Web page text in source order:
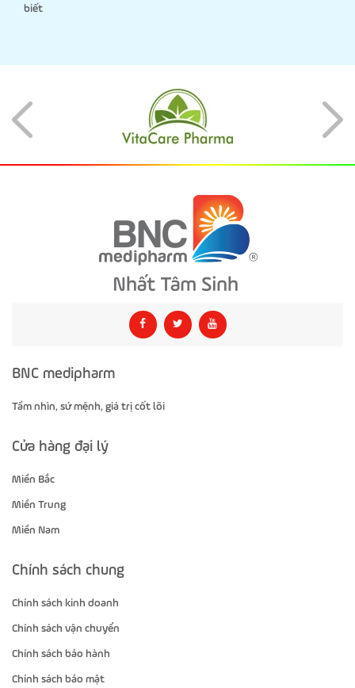
biết
BNC medipharm
Tầm nhìn, sứ mệnh, giá trị cốt lõi
Cửa hàng đại lý
Miền Bắc
Miền Trung
Miền Nam
Chính sách chung
Chính sách kinh doanh
Chính sách vận chuyển
Chính sách bảo hành
Chính sách bảo mật